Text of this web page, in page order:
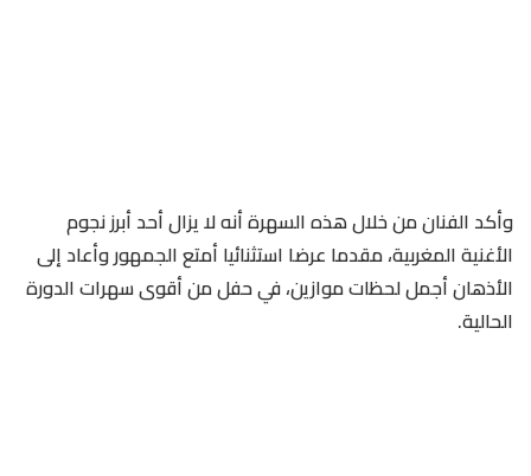
وأكد الفنان من خلال هذه السهرة أنه لا يزال أحد أبرز نجوم
الأغنية المغربية، مقدما عرضا استثنائيا أمتع الجمهور وأعاد إلى
الأذهان أجمل لحظات موازين، في حفل من أقوى سهرات الدورة
الحالية.